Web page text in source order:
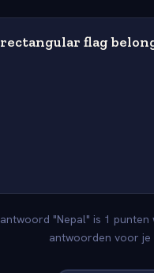
flag
"Nepal" is 1 punten
antwoorden voor je